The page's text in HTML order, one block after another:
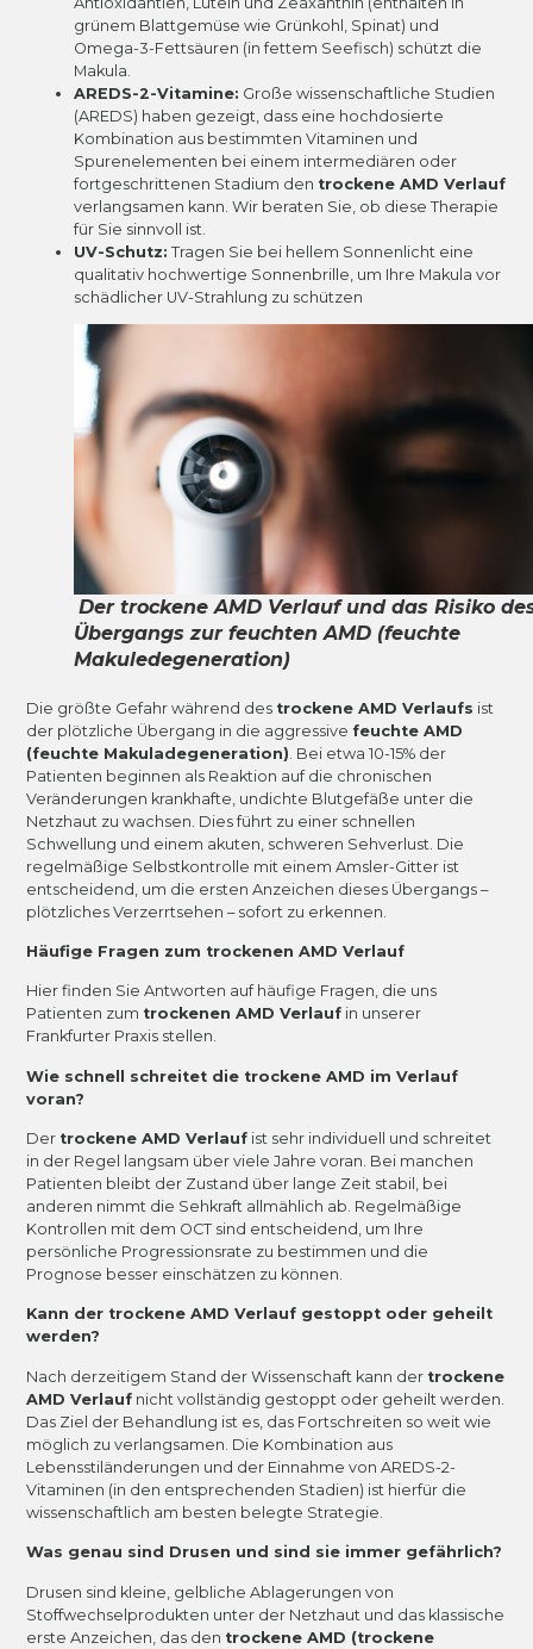
grünem Blattgemüse wie Grünkohl, Spinat) und
Omega-3-Fettsäuren (in fettem Seefisch) schützt die
Makula.
AREDS-2-Vitamine: Große wissenschaftliche Studien
(AREDS) haben gezeigt, dass eine hochdosierte
Kombination aus bestimmten Vitaminen und
Spurenelementen bei einem intermediären oder
fortgeschrittenen Stadium den trockene AMD Verlauf
verlangsamen kann. Wir beraten Sie, ob diese Therapie
für Sie sinnvoll ist.
UV-Schutz: Tragen Sie bei hellem Sonnenlicht eine
qualitativ hochwertige Sonnenbrille, um Ihre Makula vor
schädlicher UV-Strahlung zu schützen
Der trockene AMD Verlauf und das Risiko
Übergangs zur feuchten AMD (feuchte
Makuledegeneration)
Die größte Gefahr während des trockene AMD Verlaufs ist
der plötzliche Übergang in die aggressive feuchte AMD
(feuchte Makuladegeneration) . Bei etwa 10-15% der
Patienten beginnen als Reaktion auf die chronischen
Veränderungen krankhafte, undichte Blutgefäße unter die
Netzhaut zu wachsen. Dies führt zu einer schnellen
Schwellung und einem akuten, schweren Sehverlust. Die
regelmäßige Selbstkontrolle mit einem Amsler-Gitter ist
entscheidend, um die ersten Anzeichen dieses Übergangs –
plötzliches Verzerrtsehen – sofort zu erkennen.
Häufige Fragen zum trockenen AMD Verlauf
Hier finden Sie Antworten auf häufige Fragen, die uns
Patienten zum trockenen AMD Verlauf in unserer
Frankfurter Praxis stellen.
Wie schnell schreitet die trockene AMD im Verlauf
voran?
Der trockene AMD Verlauf ist sehr individuell und schreitet
in der Regel langsam über viele Jahre voran. Bei manchen
Patienten bleibt der Zustand über lange Zeit stabil, bei
anderen nimmt die Sehkraft allmählich ab. Regelmäßige
Kontrollen mit dem OCT sind entscheidend, um Ihre
persönliche Progressionsrate zu bestimmen und die
Prognose besser einschätzen zu können.
Kann der trockene AMD Verlauf gestoppt oder geheilt
werden?
Nach derzeitigem Stand der Wissenschaft kann der trockene
AMD Verlauf nicht vollständig gestoppt oder geheilt werden.
Das Ziel der Behandlung ist es, das Fortschreiten so weit wie
möglich zu verlangsamen. Die Kombination aus
Lebensstiländerungen und der Einnahme von AREDS-2-
Vitaminen (in den entsprechenden Stadien) ist hierfür die
wissenschaftlich am besten belegte Strategie.
Was genau sind Drusen und sind sie immer gefährlich?
Drusen sind kleine, gelbliche Ablagerungen von
Stoffwechselprodukten unter der Netzhaut und das klassische
erste Anzeichen, das den trockene AMD (trockene